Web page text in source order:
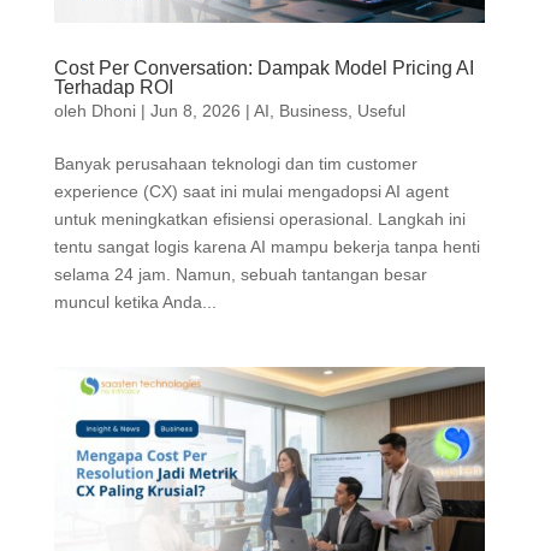
Cost Per Conversation: Dampak Model Pricing AI
Terhadap ROI
oleh Dhoni| Jun 8, 2026 | AI, Business, Useful
Banyak perusahaan teknologi dan tim customer
experience (CX) saat ini mulai mengadopsi AI agent
untuk meningkatkan efisiensi operasional. Langkah ini
tentu sangat logis karena AI mampu bekerja tanpa henti
selama 24 jam. Namun, sebuah tantangan besar
muncul ketika Anda...